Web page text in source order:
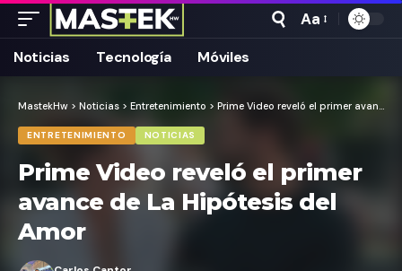
Tamaño
Aa
Noticias Tecnología Móviles
MastekHw > Noticias > Entretenimiento > Prime Video reveló el primer avance de La Hipótesis del Amor
ENTRETENIMIENTO NOTICIAS
Prime Video reveló el primer
avance de La Hipótesis del
Amor